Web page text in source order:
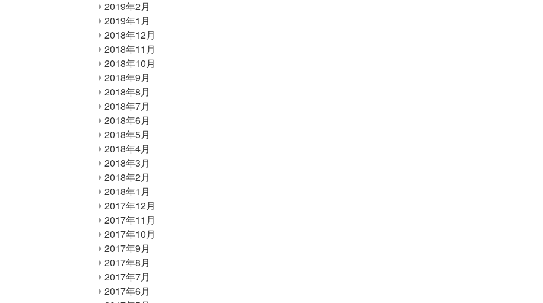
2019年2月
2019年1月
2018年12月
2018年11月
2018年10月
2018年9月
2018年8月
2018年7月
2018年6月
2018年5月
2018年4月
2018年3月
2018年2月
2018年1月
2017年12月
2017年11月
2017年10月
2017年9月
2017年8月
2017年7月
2017年6月